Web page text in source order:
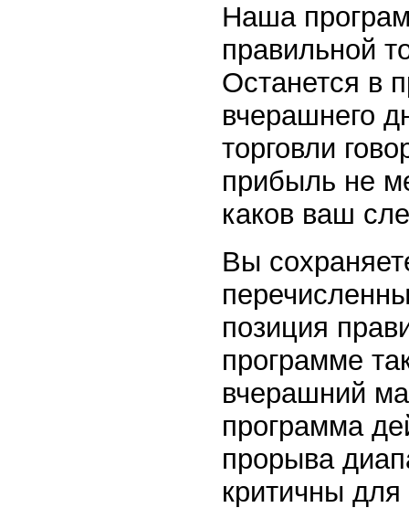
Наша
правильной
Останется в
вчерашнего
торговли
прибыль не
каков ваш
Вы
позиция
программе
вчерашний
программа
прорыва
критичны